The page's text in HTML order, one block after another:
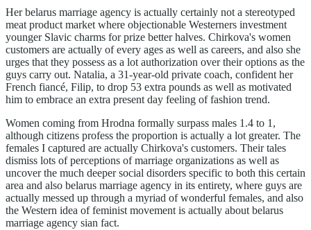
Her belarus marriage agency is actually certainly not a stereotyped
meat product market where objectionable Westerners investment
younger Slavic charms for prize better halves. Chirkova's women
customers are actually of every ages as well as careers, and also she
urges that they possess as a lot authorization over their options as the
guys carry out. Natalia, a 31-year-old private coach, confident her
French fiancé, Filip, to drop 53 extra pounds as well as motivated
him to embrace an extra present day feeling of fashion trend.
Women coming from Hrodna formally surpass males 1.4 to 1,
although citizens profess the proportion is actually a lot greater. The
females I captured are actually Chirkova's customers. Their tales
dismiss lots of perceptions of marriage organizations as well as
uncover the much deeper social disorders specific to both this certain
area and also belarus marriage agency in its entirety, where guys are
actually messed up through a myriad of wonderful females, and also
the Western idea of feminist movement is actually about belarus
marriage agency sian fact.